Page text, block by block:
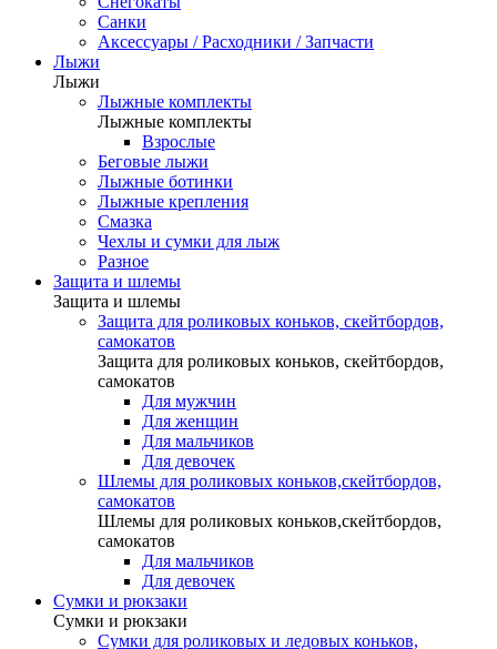
Санки
Аксессуары / Расходники / Запчасти
Лыжи
Лыжи
Лыжные комплекты
Лыжные комплекты
Взрослые
Беговые лыжи
Лыжные ботинки
Лыжные крепления
Смазка
Чехлы и сумки для лыж
Разное
Защита и шлемы
Защита и шлемы
Защита для роликовых коньков, скейтбордов,
самокатов
Защита для роликовых коньков, скейтбордов,
самокатов
Для мужчин
Для женщин
Для мальчиков
Для девочек
Шлемы для роликовых коньков,скейтбордов,
самокатов
Шлемы для роликовых коньков,скейтбордов,
самокатов
Для мальчиков
Для девочек
Сумки и рюкзаки
Сумки и рюкзаки
Сумки для роликовых и ледовых коньков,